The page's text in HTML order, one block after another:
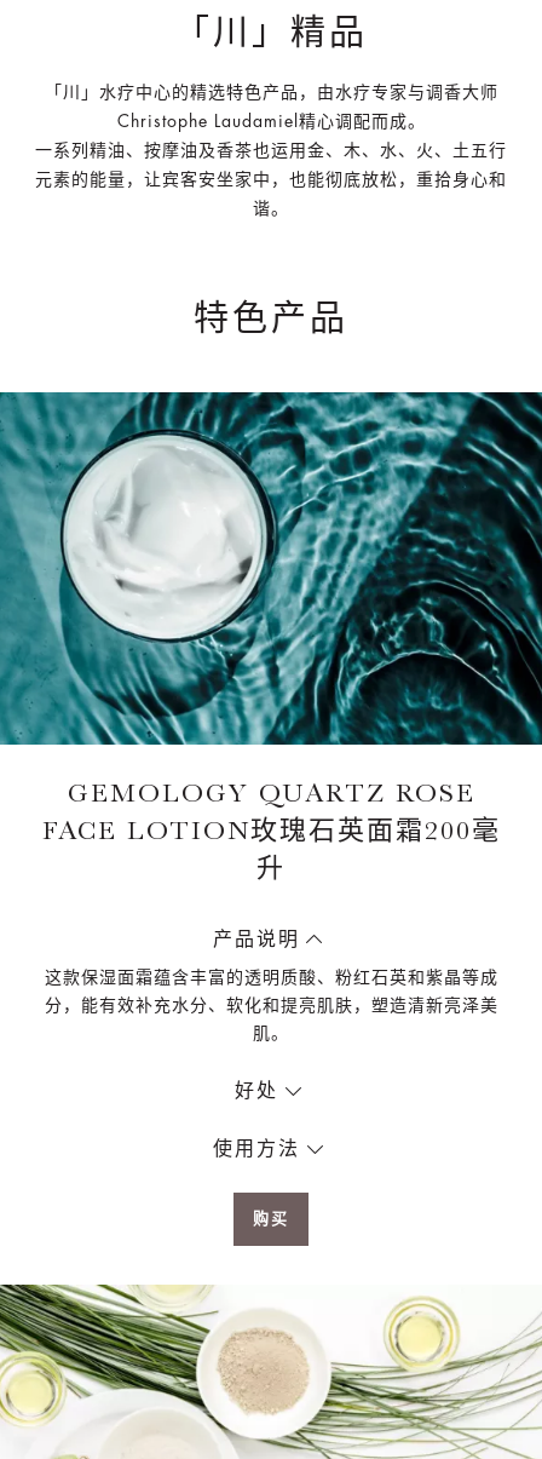
「川」精品
「川」水疗中心的精选特色产品，由水疗专家与调香大师
Christophe Laudamiel精心调配而成。
一系列精油、按摩油及香茶也运用金、木、水、火、土五行
元素的能量，让宾客安坐家中，也能彻底放松，重拾身心和
谐。
特色产品
GEMOLOGY QUARTZ ROSE
FACE LOTION玫瑰石英面霜200毫
升
产品说明
这款保湿面霜蕴含丰富的透明质酸、粉红石英和紫晶等成
分，能有效补充水分、软化和提亮肌肤，塑造清新亮泽美
肌。
好处
使用方法
购买